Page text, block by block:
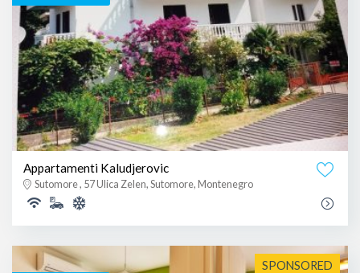
Appartamenti Kaludjerovic
Sutomore , 57 Ulica Zelen, Sutomore, Montenegro
SPONSORED